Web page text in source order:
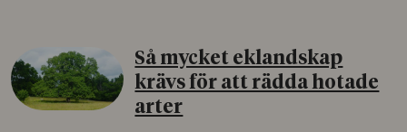
Så mycket eklandskap
krävs för att rädda hotade
arter